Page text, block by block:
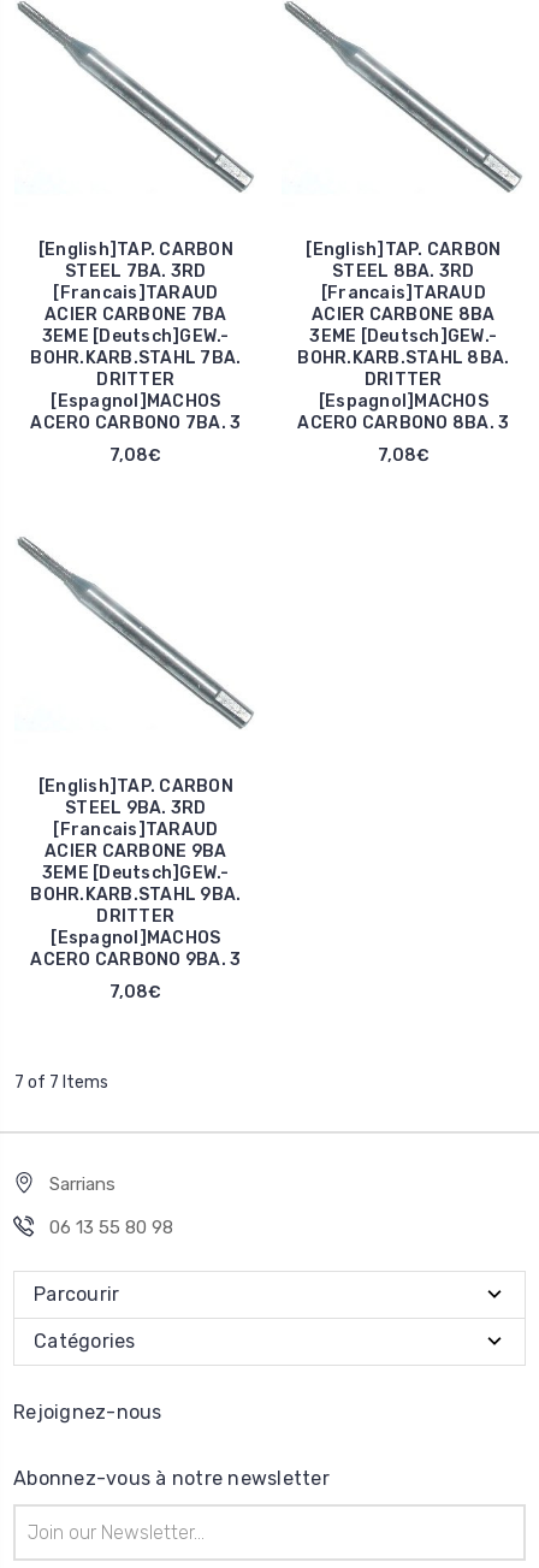
[English]TAP. CARBON
STEEL 7BA. 3RD
[Francais]TARAUD
ACIER CARBONE 7BA
3EME [Deutsch]GEW.-
BOHR.KARB.STAHL 7BA.
DRITTER
[Espagnol]MACHOS
ACERO CARBONO 7BA. 3
7,08€
[English]TAP. CARBON
STEEL 8BA. 3RD
[Francais]TARAUD
ACIER CARBONE 8BA
3EME [Deutsch]GEW.-
BOHR.KARB.STAHL 8BA.
DRITTER
[Espagnol]MACHOS
ACERO CARBONO 8BA. 3
7,08€
[English]TAP. CARBON
STEEL 9BA. 3RD
[Francais]TARAUD
ACIER CARBONE 9BA
3EME [Deutsch]GEW.-
BOHR.KARB.STAHL 9BA.
DRITTER
[Espagnol]MACHOS
ACERO CARBONO 9BA. 3
7,08€
7 of 7 Items
Sarrians
06 13 55 80 98
Parcourir
Catégories
Rejoignez-nous
Abonnez-vous à notre newsletter
e-